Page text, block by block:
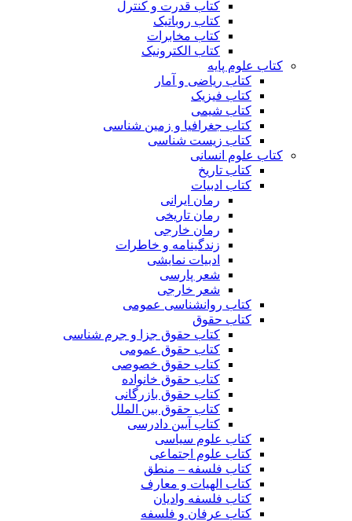
کتاب قدرت و کنترل
کتاب روباتیک
کتاب مخابرات
کتاب الکترونیک
کتاب علوم پایه
کتاب ریاضی و آمار
کتاب فیزیک
کتاب شیمی
کتاب جغرافیا و زمین شناسی
کتاب زیست شناسی
کتاب علوم انسانی
کتاب تاریخ
کتاب ادبیات
رمان ایرانی
رمان تاریخی
رمان خارجی
زندگینامه و خاطرات
ادبیات نمایشی
شعر پارسی
شعر خارجی
کتاب روانشناسی عمومی
کتاب حقوق
کتاب حقوق جزا و جرم شناسی
کتاب حقوق عمومی
کتاب حقوق خصوصی
کتاب حقوق خانواده
کتاب حقوق بازرگانی
کتاب حقوق بین الملل
کتاب آیین دادرسی
کتاب علوم سیاسی
کتاب علوم اجتماعی
کتاب فلسفه – منطق
کتاب الهیات و معارف
کتاب فلسفه وادیان
کتاب عرفان و فلسفه